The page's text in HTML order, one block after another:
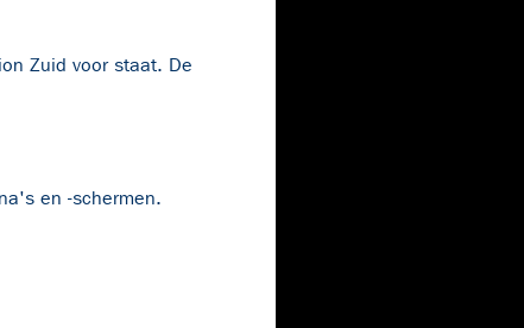
Zuid voor staat. De
en -schermen.